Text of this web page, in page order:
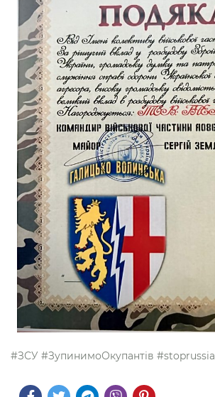
#ЗСУ #ЗупинимоОкупантів #stoprussia